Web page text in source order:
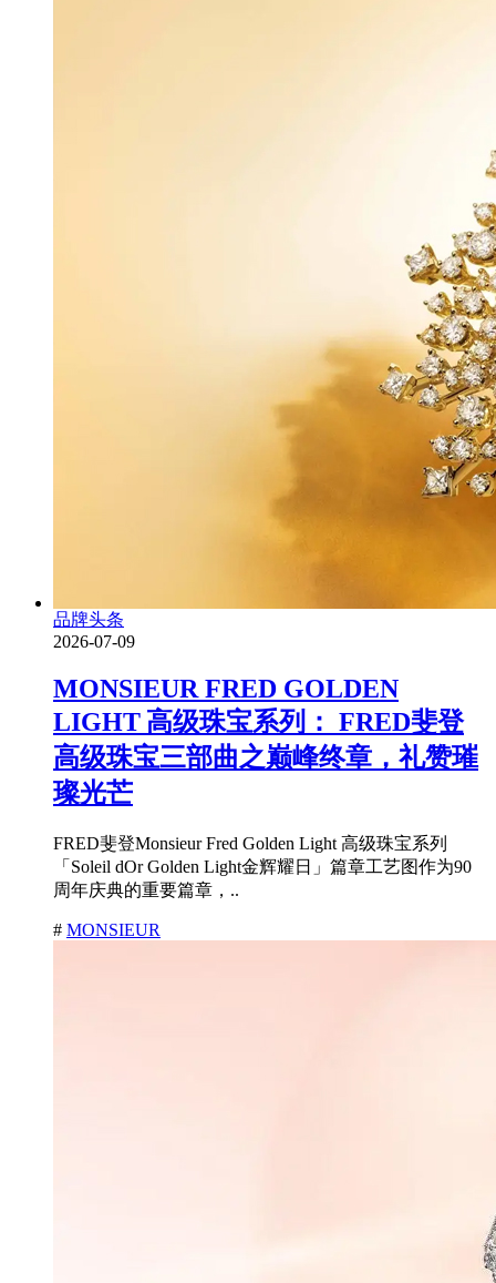
品牌头条
2026-07-09
MONSIEUR FRED GOLDEN
LIGHT 高级珠宝系列： FRED斐登
高级珠宝三部曲之巅峰终章，礼赞璀
璨光芒
FRED斐登Monsieur Fred Golden Light 高级珠宝系列
「Soleil dOr Golden Light金辉耀日」篇章工艺图作为90
周年庆典的重要篇章，..
# MONSIEUR